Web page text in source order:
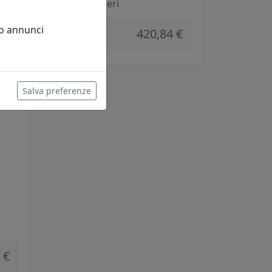
Arti e Mestieri
420,84 €
€
annunci
Salva preferenze